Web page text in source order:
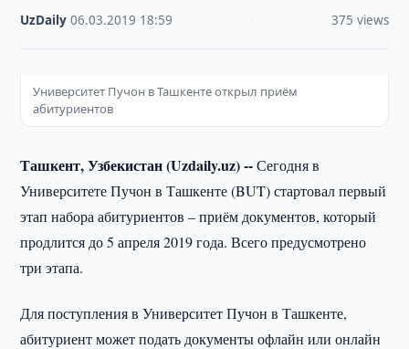
UzDaily ·06.03.2019 18:59 375 views
Университет Пучон в Ташкенте открыл приём
абитуриентов
Ташкент, Узбекистан (Uzdaily.uz) --Сегодня в
Университете Пучон в Ташкенте (BUT) стартовал первый
этап набора абитуриентов – приём документов, который
продлится до 5 апреля 2019 года. Всего предусмотрено
три этапа.
Для поступления в Университет Пучон в Ташкенте,
абитуриент может подать документы офлайн или онлайн